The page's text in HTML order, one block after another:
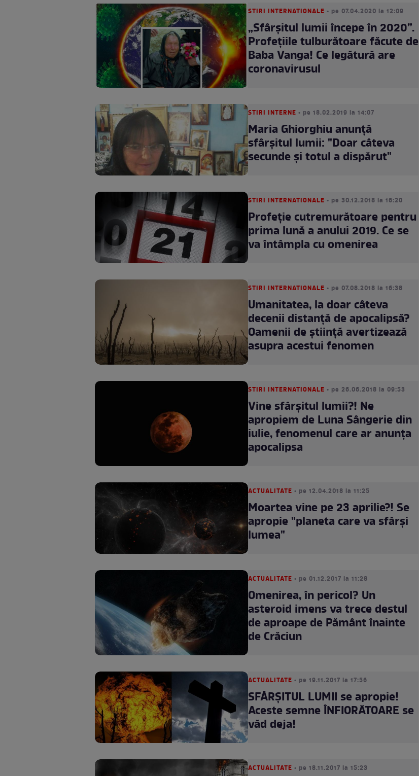
STIRI INTERNATIONALE • pe 07.04.2020 la 12:09
„Sfârșitul lumii începe în 2020”.
Profețiile tulburătoare făcute de
Baba Vanga! Ce legătură are
coronavirusul
STIRI INTERNE • pe 18.02.2019 la 14:07
Maria Ghiorghiu anunţă
sfârşitul lumii: "Doar câteva
secunde şi totul a dispărut"
STIRI INTERNATIONALE • pe 30.12.2018 la 16:20
Profeţie cutremurătoare pentru
prima lună a anului 2019. Ce se
va întâmpla cu omenirea
STIRI INTERNATIONALE • pe 07.08.2018 la 16:38
Umanitatea, la doar câteva
decenii distanță de apocalipsă?
Oamenii de știință avertizează
asupra acestui fenomen
STIRI INTERNATIONALE • pe 26.06.2018 la 09:53
Vine sfârșitul lumii?! Ne
apropiem de Luna Sângerie din
iulie, fenomenul care ar anunța
apocalipsa
ACTUALITATE • pe 12.04.2018 la 11:25
Moartea vine pe 23 aprilie?! Se
apropie "planeta care va sfârși
lumea"
ACTUALITATE • pe 01.12.2017 la 11:28
Omenirea, în pericol? Un
asteroid imens va trece destul
de aproape de Pământ înainte
de Crăciun
ACTUALITATE • pe 19.11.2017 la 17:56
SFÂRŞITUL LUMII se apropie!
Aceste semne ÎNFIORĂTOARE se
văd deja!
ACTUALITATE • pe 18.11.2017 la 15:23